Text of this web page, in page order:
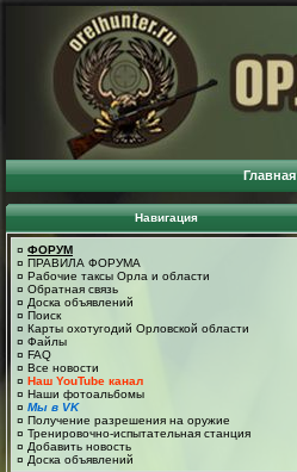
Главная
Навигация
¤ ФОРУМ
¤ ПРАВИЛА ФОРУМА
¤ Рабочие таксы Орла и области
¤ Обратная связь
¤ Доска объявлений
¤ Поиск
¤ Карты охотугодий Орловской области
¤ Файлы
¤ FAQ
¤ Все новости
¤ Наш YouTube канал
¤ Наши фотоальбомы
¤ Мы в VK
¤ Получение разрешения на оружие
¤ Тренировочно-испытательная станция
¤ Добавить новость
¤ Доска объявлений